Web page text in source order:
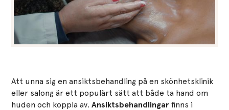
Att unna sig en ansiktsbehandling på en skönhetsklinik
eller salong är ett populärt sätt att både ta hand om
huden och koppla av.Ansiktsbehandlingar finns i